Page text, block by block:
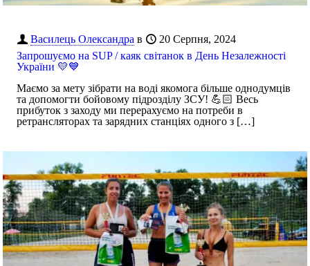
Василець Олександра в
20 Серпня, 2024
​Запрошуємо на SUP / каяк світанок в День Незалежності
України 💛💙
Маємо за мету зібрати на воді якомога більше однодумців
та допомогти бойовому підрозділу ЗСУ! 💪🏻 Весь
прибуток з заходу ми перерахуємо на потреби в
ретрансляторах та зарядних станціях одного з […]